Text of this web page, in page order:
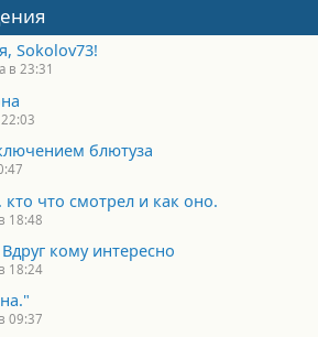
Sokolov73!
в 23:31
блютуза
кто что смотрел и как оно.
18:48
кому интересно
18:24
09:37